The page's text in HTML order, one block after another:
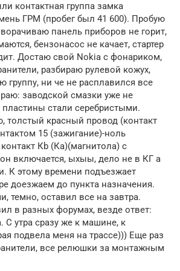
контактная группа замка
ГРМ (пробег был 41 600). Пробую
панель приборов не горит,
бензонасос не качает, стартер
Достаю свой Nokia с фонариком,
разбираю рулевой кожух,
группу, ни че не расплавился все
заводской смазки уже не
стали серебристыми.
толстый красный провод (контакт
15 (зажигание)-ноль
Кb (Кa)(магнитола) с
включается, ыхыы, дело не в КГ а
К этому времени подъезжает
доезжаем до пункта назначения.
темно, оставил все на завтра.
в разных форумах, везде ответ:
С утра сразу же к машине, к
подвела меня на трассе))) Еще раз
все релюшки за монтажным